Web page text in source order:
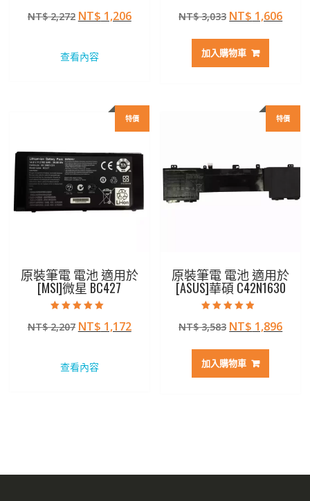
5.00
滿分 5
NT$2,272 原
格：
NT$ 1,206目
查看內容
5.00
滿分 5
NT$3,033 原
價
格：
NT$ 1,606目
加入購物車
特價
原裝筆電 電池 適用於
[MSI]微星 BC427
5.00
滿分 5
NT$2,207 原
格：
NT$ 1,172目
查看內容
特價
原裝筆電 電池 適用於
[ASUS]華碩 C42N1630
4.50
滿分 5
NT$3,583 原
價
格：
NT$ 1,896目
加入購物車